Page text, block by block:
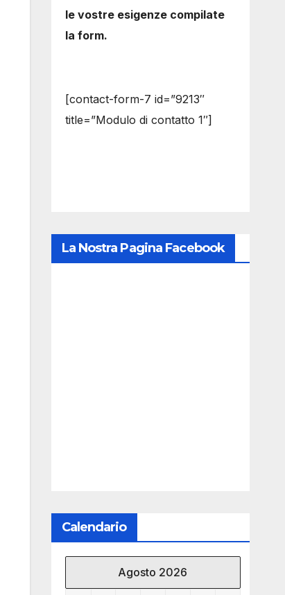
le vostre esigenze compilate
la form.
[contact-form-7 id=”9213″
title=”Modulo di contatto 1″]
La Nostra Pagina Facebook
Calendario
Agosto 2026